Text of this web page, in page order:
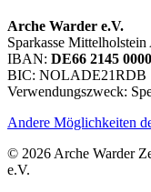
Arche Warder e.V.
Sparkasse Mittelholstein
IBAN: DE66 2145
BIC: NOLADE21RDB
Verwendungszweck:
Andere Möglichkeiten
© 2026 Arche Warder
e.V.